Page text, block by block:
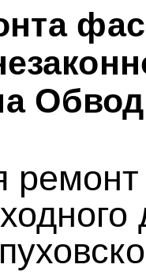
ремонт